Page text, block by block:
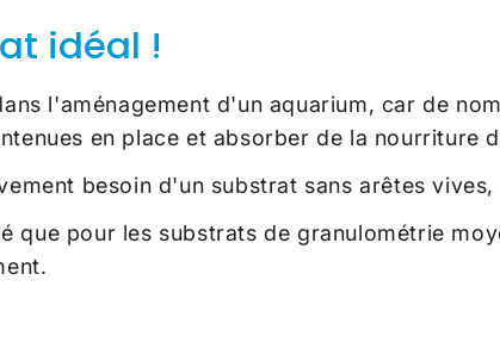
idéal !
l'aménagement d'un aquarium, car de
en place et absorber de la nourriture
besoin d'un substrat sans arêtes
que pour les substrats de granulométrie